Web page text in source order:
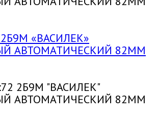
«ВАСИЛЕК»
АВТОМАТИЧЕСКИЙ 82ММ